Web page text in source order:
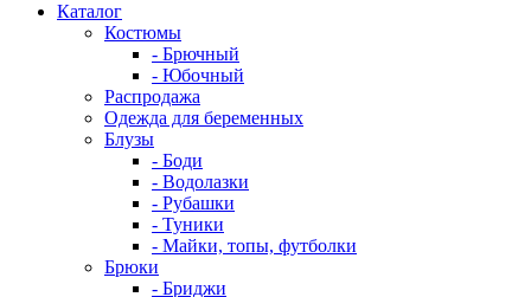
Каталог
Костюмы
- Брючный
- Юбочный
Распродажа
Одежда для беременных
Блузы
- Боди
- Водолазки
- Рубашки
- Туники
- Майки, топы, футболки
Брюки
- Бриджи